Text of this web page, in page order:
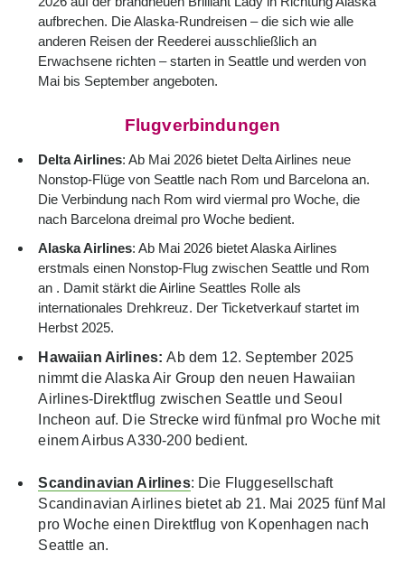
aufbrechen. Die Alaska-Rundreisen – die sich wie alle
anderen Reisen der Reederei ausschließlich an
Erwachsene richten – starten in Seattle und werden von
Mai bis September angeboten.
Flugverbindungen
Delta Airlines: Ab Mai 2026 bietet Delta Airlines neue
Nonstop-Flüge von Seattle nach Rom und Barcelona an.
Die Verbindung nach Rom wird viermal pro Woche, die
nach Barcelona dreimal pro Woche bedient.
Alaska Airlines: Ab Mai 2026 bietet Alaska Airlines
erstmals einen Nonstop-Flug zwischen Seattle und Rom
an . Damit stärkt die Airline Seattles Rolle als
internationales Drehkreuz. Der Ticketverkauf startet im
Herbst 2025.
Hawaiian Airlines:Ab dem 12. September 2025
nimmt die Alaska Air Group den neuen Hawaiian
Airlines-Direktflug zwischen Seattle und Seoul
Incheon auf. Die Strecke wird fünfmal pro Woche mit
einem Airbus A330-200 bedient.
Scandinavian Airlines: Die Fluggesellschaft
Scandinavian Airlines bietet ab 21. Mai 2025 fünf Mal
pro Woche einen Direktflug von Kopenhagen nach
Seattle an.